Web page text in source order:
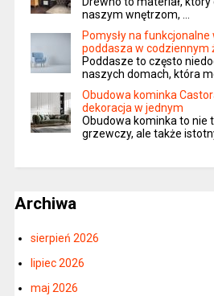
naszym wnętrzom, …
Pomysły na
poddasza w codziennym
Poddasze to często
naszych domach, która
Obudowa kominka
dekoracja w jednym
Obudowa kominka to nie
grzewczy, ale także
Archiwa
sierpień 2026
lipiec 2026
maj 2026